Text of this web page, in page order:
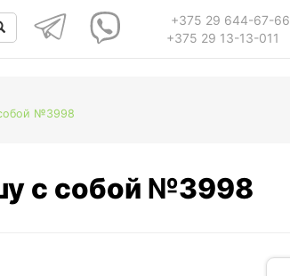
+375 29 644-67-66
+375 29 13-13-011
№3998
с собой №3998